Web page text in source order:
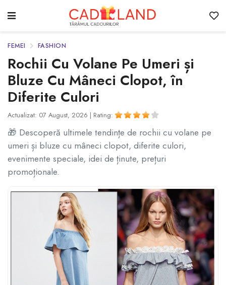
FEMEI FASHION
Rochii Cu Volane Pe Umeri și
Bluze Cu Mâneci Clopot, în
Diferite Culori
Actualizat: 07 August, 2026 | Rating:
🎁 Descoperă ultimele tendințe de rochii cu volane pe
umeri și bluze cu mâneci clopot, diferite culori,
evenimente speciale, idei de ținute, prețuri
promoționale.